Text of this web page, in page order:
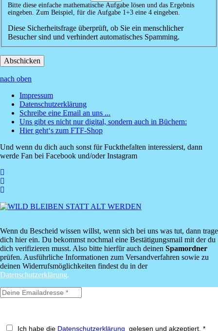
Bitte diese einfache mathematische Aufgabe lösen und das Ergebnis
eingeben. Zum Beispiel, für die Aufgabe 1+3 eine 4 eingeben.
Diese Sicherheitsfrage überprüft, ob Sie ein menschlicher
Besucher sind und verhindert automatisches Spamming.
nach oben
Footer
Menü
Impressum
Datenschutzerklärung
Schreibe eine Email an uns ...
Uns gibt es nicht nur digital, sondern auch in Büchern:
Hier geht‘s zum FTF-Shop
Und wenn du dich auch sonst für Fuckthefalten interessierst, dann
werde Fan bei Facebook und/oder Instagram
Wenn du Bescheid wissen willst, wenn sich bei uns was tut, dann trage
dich hier ein. Du bekommst nochmal eine Bestätigungsmail mit der du
dich verifizieren musst. Also bitte hierfür auch deinen Spamordner
prüfen. Ausführliche Informationen zum Versandverfahren sowie zu
deinen Widerrufsmöglichkeiten findest du in der
Datenschutzerklärung.
Ich habe die Datenschutzerklärung gelesen und akzeptiert. *